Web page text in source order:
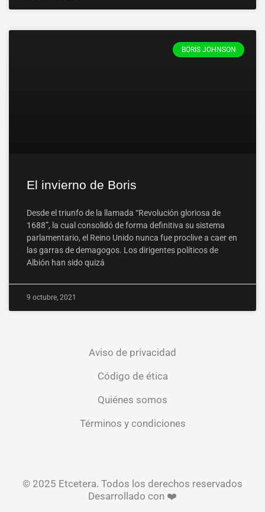
BORIS JOHNSON
El invierno de Boris
Desde el triunfo de la llamada “Revolución gloriosa de
1688”, la cual consolidó de forma definitiva su sistema
parlamentario, el Reino Unido nunca fue proclive a caer en
las garras de demagogos. Los dirigentes políticos de
Albión han sido quizá
9 octubre, 2021
Aviso de privacidad
Código de ética
Quiénes somos
Términos y condiciones
© 2025 Etcetera. Todos los derechos reservados
Desarrollado con ❤️